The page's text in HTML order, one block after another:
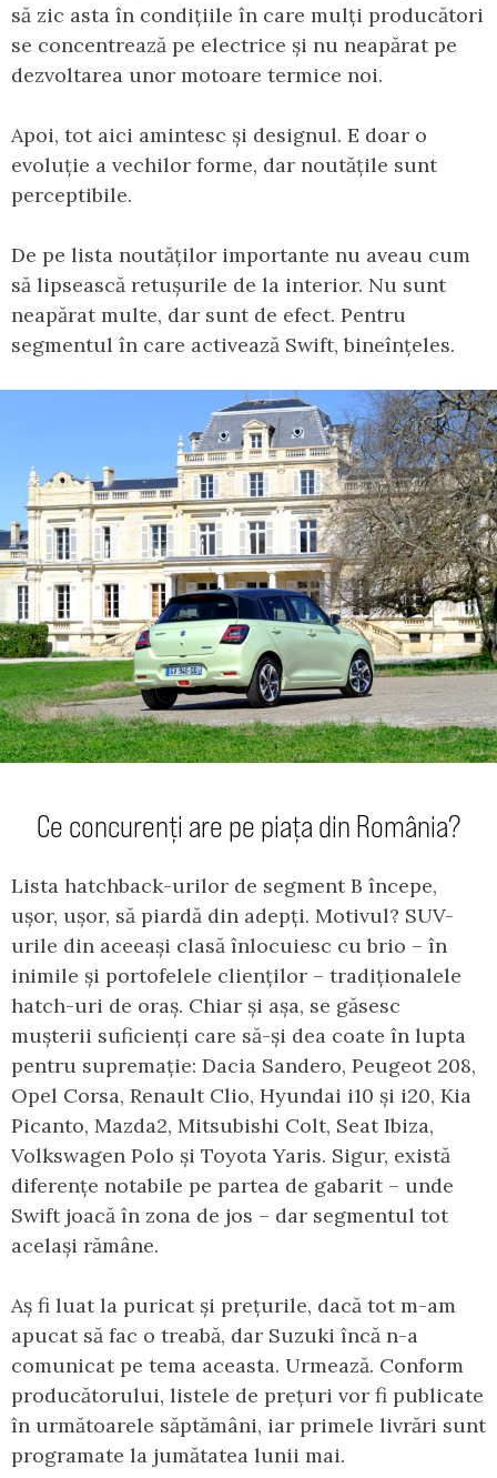
să zic asta în condițiile în care mulți producători
se concentrează pe electrice și nu neapărat pe
dezvoltarea unor motoare termice noi.
Apoi, tot aici amintesc și designul. E doar o
evoluție a vechilor forme, dar noutățile sunt
perceptibile.
De pe lista noutăților importante nu aveau cum
să lipsească retușurile de la interior. Nu sunt
neapărat multe, dar sunt de efect. Pentru
segmentul în care activează Swift, bineînțeles.
Ce concurenți are pe piața din România?
Lista hatchback-urilor de segment B începe,
ușor, ușor, să piardă din adepți. Motivul? SUV-
urile din aceeași clasă înlocuiesc cu brio – în
inimile și portofelele clienților – tradiționalele
hatch-uri de oraș. Chiar și așa, se găsesc
mușterii suficienți care să-și dea coate în lupta
pentru supremație: Dacia Sandero, Peugeot 208,
Opel Corsa, Renault Clio, Hyundai i10 și i20, Kia
Picanto, Mazda2, Mitsubishi Colt, Seat Ibiza,
Volkswagen Polo și Toyota Yaris. Sigur, există
diferențe notabile pe partea de gabarit – unde
Swift joacă în zona de jos – dar segmentul tot
același rămâne.
Aș fi luat la puricat și prețurile, dacă tot m-am
apucat să fac o treabă, dar Suzuki încă n-a
comunicat pe tema aceasta. Urmează. Conform
producătorului, listele de prețuri vor fi publicate
în următoarele săptămâni, iar primele livrări sunt
programate la jumătatea lunii mai.